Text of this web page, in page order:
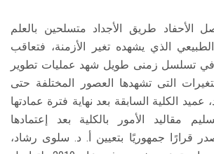
الأحفاد طريق الأجداد متسلحين بالعلم
الذي يشهده تغير الأزمنة، فتعاقب
في تسلسل زمنى طويل شهد عمليات تطوير
التى تشهدها العصور المختلفة حتى
الكلية السابقة بعد نهاية فترة عمادتها
مقاليد الأمور بالكلية بعد إعتمادها
قرارًا جمهوريًا بتعيين أ. د. سلوى رشاد،